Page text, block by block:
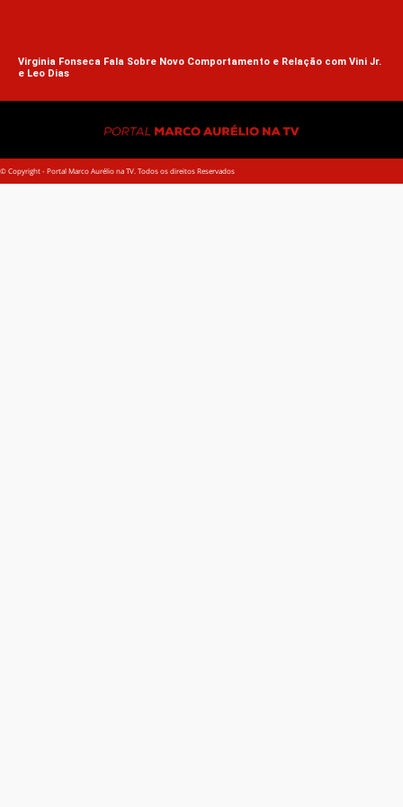
Virginia Fonseca Fala Sobre Novo Comportamento e Relação com Vini Jr.
e Leo Dias
© Copyright - Portal Marco Aurélio na TV. Todos os direitos Reservados